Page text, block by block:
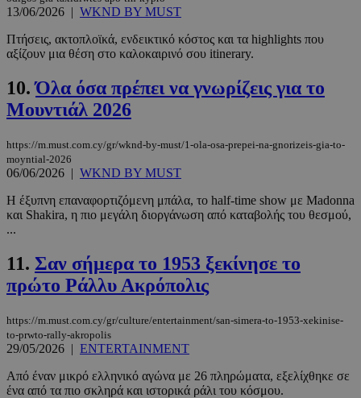
13/06/2026 | WKND BY MUST
Πτήσεις, ακτοπλοϊκά, ενδεικτικό κόστος και τα highlights που
αξίζουν μια θέση στο καλοκαιρινό σου itinerary.
10.Όλα όσα πρέπει να γνωρίζεις για το
Μουντιάλ 2026
https://m.must.com.cy/gr/wknd-by-must/1-ola-osa-prepei-na-gnorizeis-gia-to-
moyntial-2026
06/06/2026 | WKND BY MUST
Η έξυπνη επαναφορτιζόμενη μπάλα, το half-time show με Madonna
και Shakira, η πιο μεγάλη διοργάνωση από καταβολής του θεσμού,
...
11. Σαν σήμερα το 1953 ξεκίνησε το
πρώτο Ράλλυ Ακρόπολις
https://m.must.com.cy/gr/culture/entertainment/san-simera-to-1953-xekinise-
to-prwto-rally-akropolis
29/05/2026 | ENTERTAINMENT
Από έναν μικρό ελληνικό αγώνα με 26 πληρώματα, εξελίχθηκε σε
ένα από τα πιο σκληρά και ιστορικά ράλι του κόσμου.